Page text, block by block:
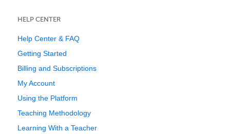
HELP CENTER
Help Center & FAQ
Getting Started
Billing and Subscriptions
My Account
Using the Platform
Teaching Methodology
Learning With a Teacher